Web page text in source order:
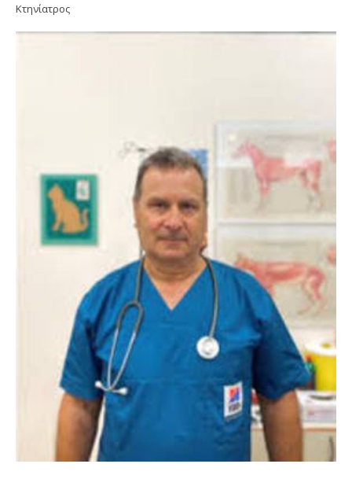
Κτηνίατρος